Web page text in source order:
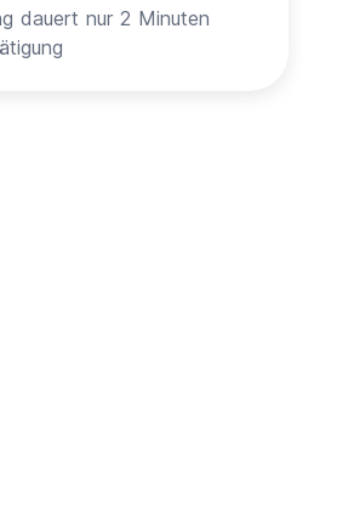
dauert nur 2 Minuten